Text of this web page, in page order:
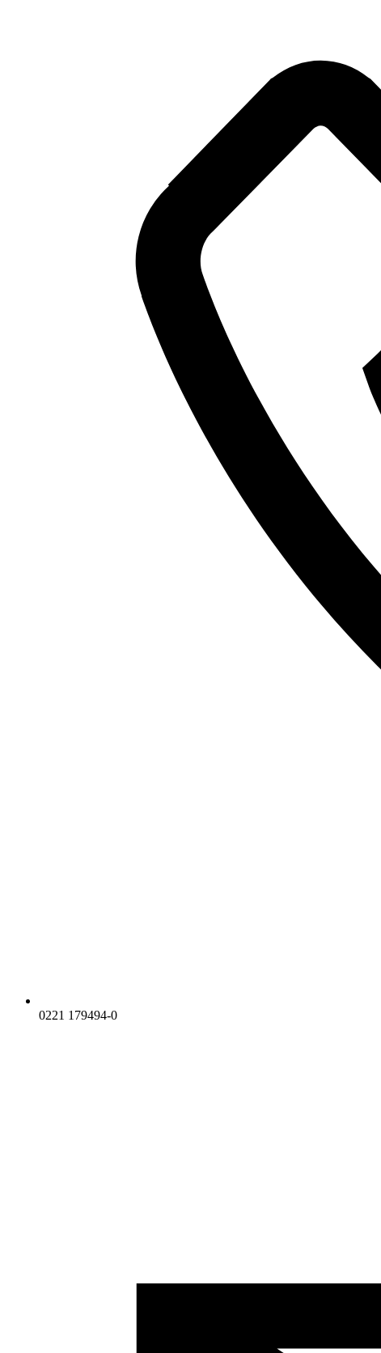
0221 179494-0